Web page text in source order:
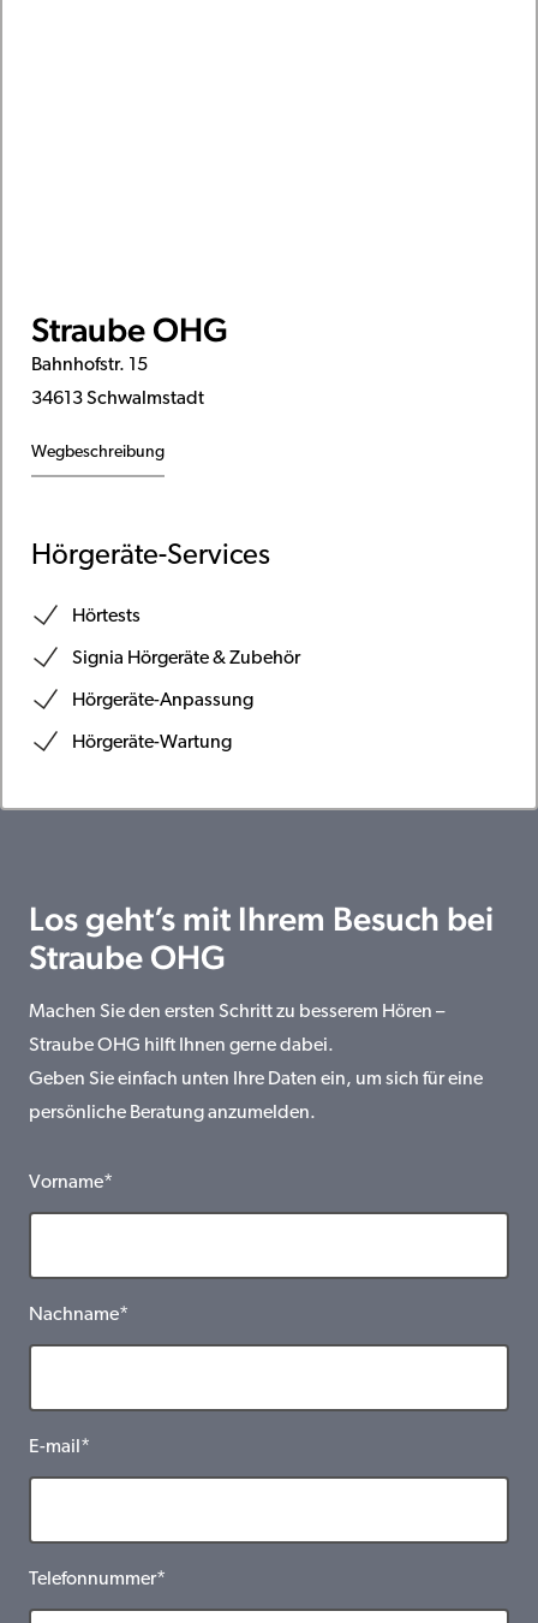
Straube OHG
Bahnhofstr. 15
34613 Schwalmstadt
Wegbeschreibung
Hörgeräte-Services
Hörtests
Signia Hörgeräte & Zubehör
Hörgeräte-Anpassung
Hörgeräte-Wartung
Los geht’s mit Ihrem Besuch bei
Straube OHG
Machen Sie den ersten Schritt zu besserem Hören –
Straube OHG hilft Ihnen gerne dabei.
Geben Sie einfach unten Ihre Daten ein, um sich für eine
persönliche Beratung anzumelden.
Vorname*
Nachname*
E-mail*
Telefonnummer*